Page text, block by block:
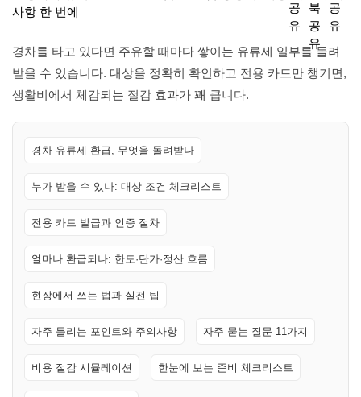
경차를 타고 있다면 주유할 때마다 쌓이는 유류세 일부를 돌려
받을 수 있습니다. 대상을 정확히 확인하고 전용 카드만 챙기면,
생활비에서 체감되는 절감 효과가 꽤 큽니다.
경차 유류세 환급, 무엇을 돌려받나
누가 받을 수 있나: 대상 조건 체크리스트
전용 카드 발급과 인증 절차
얼마나 환급되나: 한도·단가·정산 흐름
현장에서 쓰는 법과 실전 팁
자주 틀리는 포인트와 주의사항 자주 묻는 질문 11가지
비용 절감 시뮬레이션 한눈에 보는 준비 체크리스트